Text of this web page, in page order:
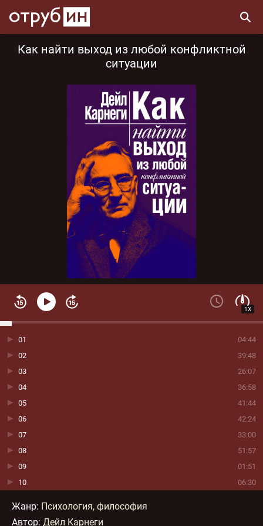
Как найти выход из любой конфликтной
ситуации
1X
04:44
01
39:48
02
26:07
03
36:58
04
41:44
05
42:24
06
33:00
07
51:57
08
01:51
09
06:30
10
Жанр: Психология, философия
Автор: Дейл Карнеги